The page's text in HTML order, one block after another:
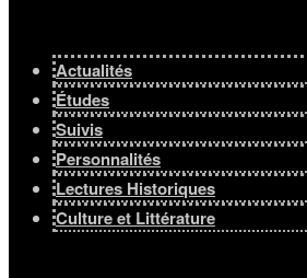
Actualités
Études
Suivis
Personnalités
Lectures Historiques
Culture et Littérature